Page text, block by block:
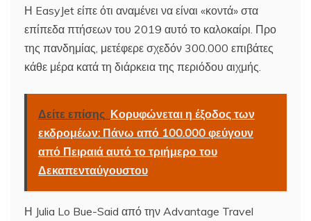
Η EasyJet είπε ότι αναμένει να είναι «κοντά» στα
επίπεδα πτήσεων του 2019 αυτό το καλοκαίρι. Προ
της πανδημίας, μετέφερε σχεδόν 300.000 επιβάτες
κάθε μέρα κατά τη διάρκεια της περιόδου αιχμής.
Δείτε επίσης Κορυφώνεται η έξοδος των
εκδρομέων: Πάνω από 100.000 φεύγουν
από Πειραιά αυτό το τριήμερο του
Δεκαπενταύγουστου
Η Julia Lo Bue-Said από την Advantage Travel